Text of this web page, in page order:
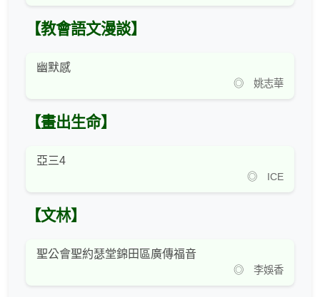
【教會語文漫談】
幽默感
◎ 姚志華
【畫出生命】
亞三4
◎ ICE
【文林】
聖公會聖約瑟堂錦田區廣傳福音
◎ 李娛香